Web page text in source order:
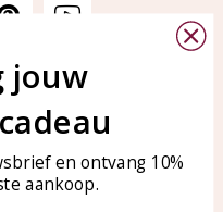
Sieraden
of WhatsApp Ma-Vr
09:00-17:00
Tel: 0850003187
WhatsApp: 0850003187
jouw
en ontvang 10%
aankoop.